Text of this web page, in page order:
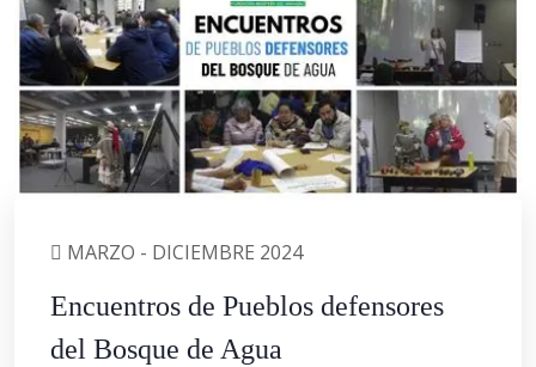
MARZO - DICIEMBRE 2024
Encuentros de Pueblos defensores
del Bosque de Agua